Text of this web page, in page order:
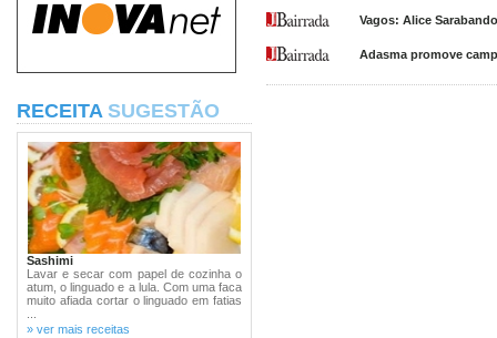
RECEITA SUGESTÃO
Sashimi
Lavar e secar com papel de cozinha o
atum, o linguado e a lula. Com uma faca
muito afiada cortar o linguado em fatias
» ver mais receitas
Vagos: Alice
Adasma promove